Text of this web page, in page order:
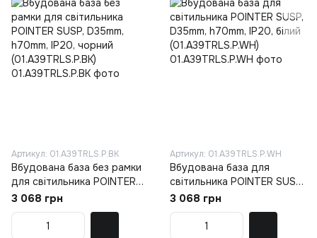
Артикул: 01.A39TRLS.P.BK
Вбудована база без рамки
для світильника POINTER
SUSP, D35mm, h70mm, IP20,
чорний (01.A39TRLS.P.BK)
3 068 грн
Артикул: 01.A39TRLS.P.WH
Вбудована база для
світильника POINTER SUSP,
D35mm, h70mm, IP20, білий
(01.A39TRLS.P.WH)
3 068 грн